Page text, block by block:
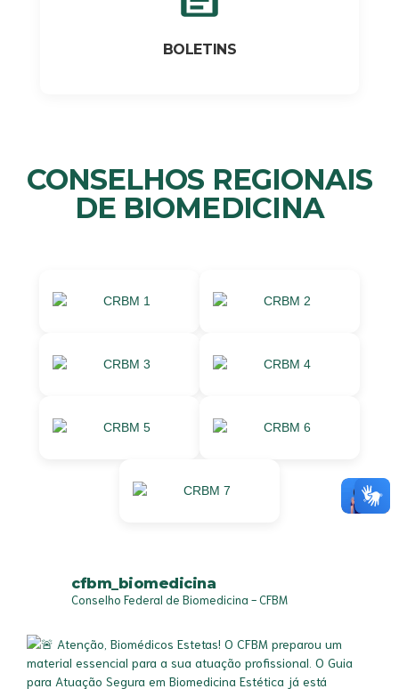
BOLETINS
CONSELHOS REGIONAIS
DE BIOMEDICINA
cfbm_biomedicina
Conselho Federal de Biomedicina - CFBM